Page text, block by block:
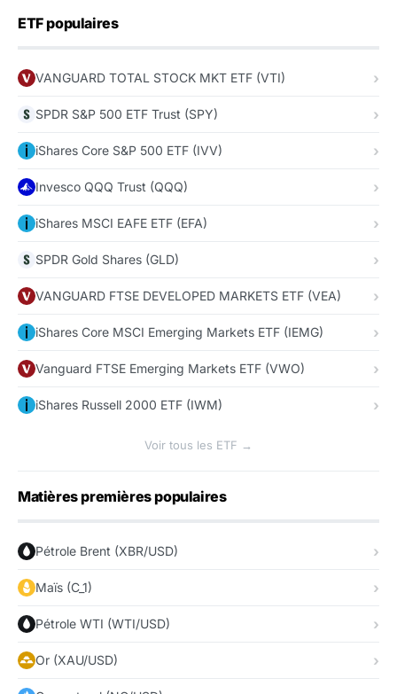
ETF populaires
VANGUARD TOTAL STOCK MKT ETF (VTI)
SPDR S&P 500 ETF Trust (SPY)
iShares Core S&P 500 ETF (IVV)
Invesco QQQ Trust (QQQ)
iShares MSCI EAFE ETF (EFA)
SPDR Gold Shares (GLD)
VANGUARD FTSE DEVELOPED MARKETS ETF (VEA)
iShares Core MSCI Emerging Markets ETF (IEMG)
Vanguard FTSE Emerging Markets ETF (VWO)
iShares Russell 2000 ETF (IWM)
Voir tous les ETF →
Matières premières populaires
Pétrole Brent (XBR/USD)
Maïs (C_1)
Pétrole WTI (WTI/USD)
Or (XAU/USD)